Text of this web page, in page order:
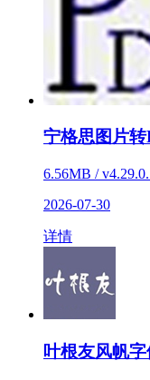
宁格思图片
6.56MB /
2026-07-30
详情
叶根友风帆